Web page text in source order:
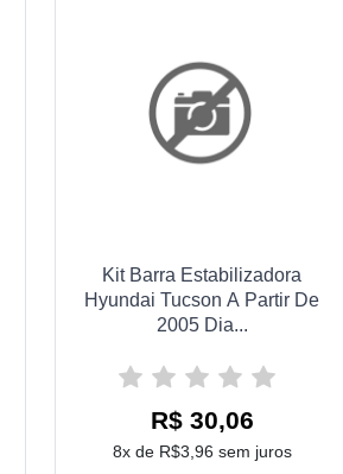
Kit Barra Estabilizadora
Hyundai Tucson A Partir De
2005 Dia...
R$ 30,06
8x de R$3,96 sem juros